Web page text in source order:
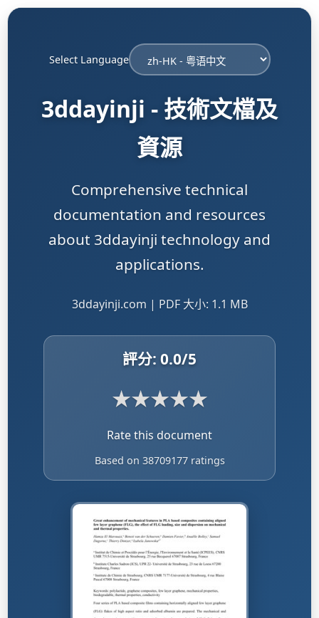
Select Language
3ddayinji - 技術文檔及
資源
Comprehensive technical
documentation and resources
about 3ddayinji technology and
applications.
3ddayinji.com | PDF 大小: 1.1 MB
評分: 0.0/5
★★★★★
Rate this document
Based on 38709177 ratings